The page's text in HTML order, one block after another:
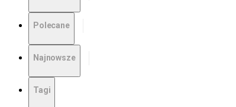
Polecane
Najnowsze
Tagi